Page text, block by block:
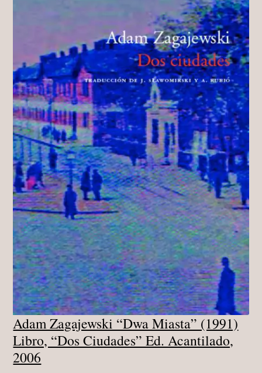
Adam Zagajewski “Dwa Miasta” (1991)
Libro, “Dos Ciudades” Ed. Acantilado,
2006